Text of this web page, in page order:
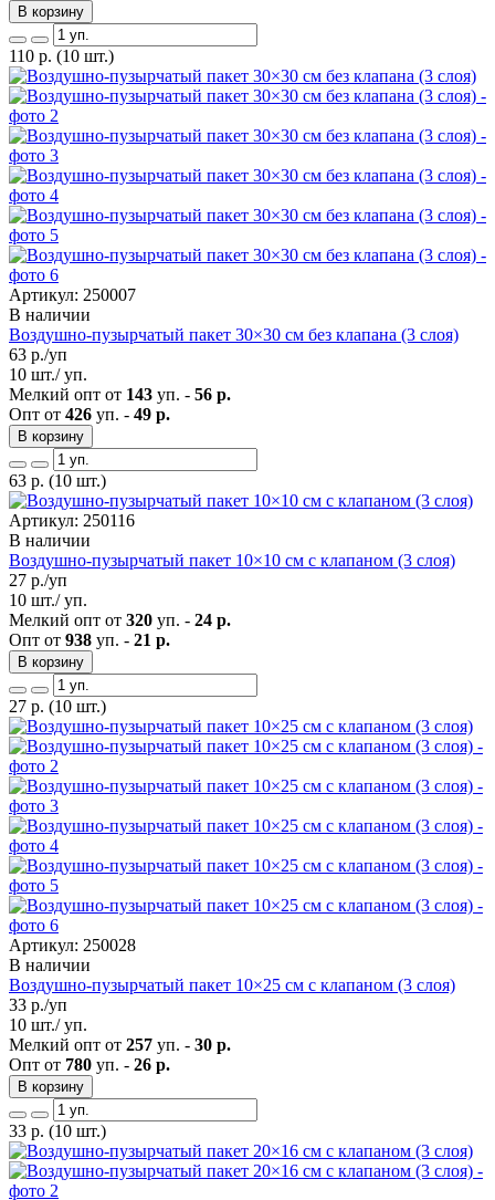
В корзину
110 р. (10 шт.)
Артикул: 250007
В наличии
Воздушно-пузырчатый пакет 30×30 см без клапана (3 слоя)
63 р./уп
10 шт./ уп.
Мелкий опт от 143 уп. - 56 р.
Опт от 426 уп. - 49 р.
В корзину
63 р. (10 шт.)
Артикул: 250116
В наличии
Воздушно-пузырчатый пакет 10×10 см с клапаном (3 слоя)
27 р./уп
10 шт./ уп.
Мелкий опт от 320 уп. - 24 р.
Опт от 938 уп. - 21 р.
В корзину
27 р. (10 шт.)
Артикул: 250028
В наличии
Воздушно-пузырчатый пакет 10×25 см с клапаном (3 слоя)
33 р./уп
10 шт./ уп.
Мелкий опт от 257 уп. - 30 р.
Опт от 780 уп. - 26 р.
В корзину
33 р. (10 шт.)